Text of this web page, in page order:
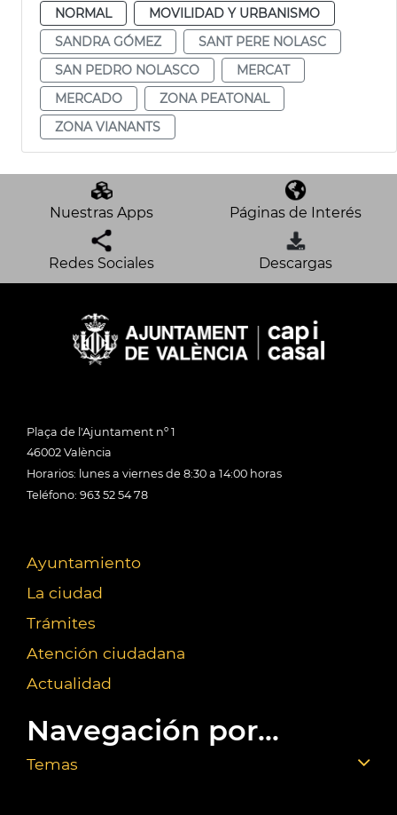
NORMAL
MOVILIDAD Y URBANISMO
SANDRA GÓMEZ
SANT PERE NOLASC
SAN PEDRO NOLASCO
MERCAT
MERCADO
ZONA PEATONAL
ZONA VIANANTS
Nuestras Apps Páginas de Interés
Redes Sociales Descargas
Plaça de l'Ajuntament nº 1
46002 València
Horarios: lunes a viernes de 8:30 a 14:00 horas
Teléfono: 963 52 54 78
Ayuntamiento
La ciudad
Trámites
Atención ciudadana
Actualidad
Navegación por...
Temas